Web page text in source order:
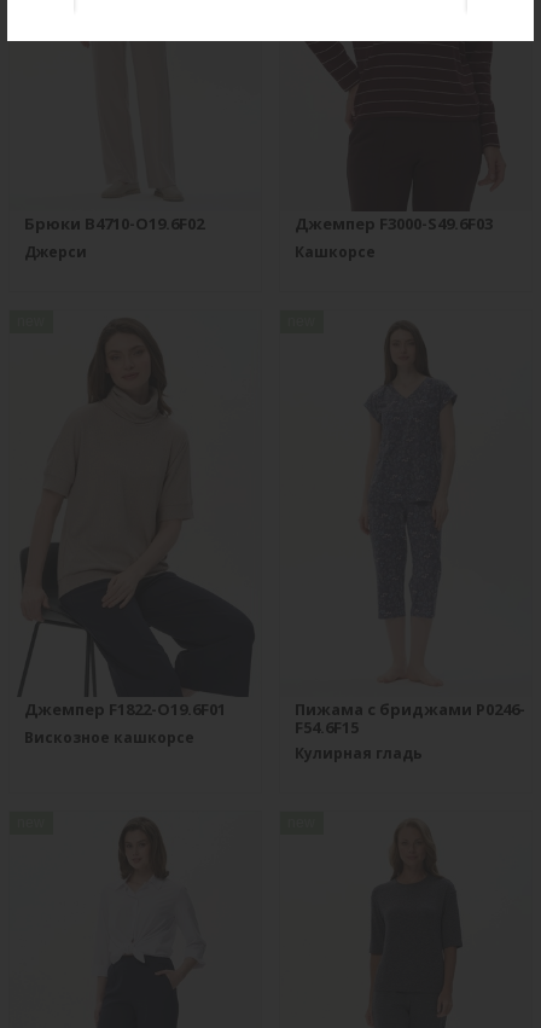
Брюки B4710-O19.6F02
Джерси
Джемпер F3000-S49.6F03
Кашкорсе
Джемпер F1822-O19.6F01
Вискозное кашкорсе
Пижама с бриджами P0246-
F54.6F15
Кулирная гладь